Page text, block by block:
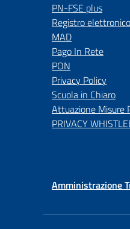
PN-FSE plus
Registro elettronico
MAD
Pago In Rete
PON
Privacy Policy
Scuola in Chiaro
Attuazione Misure
PRIVACY
Amministrazione